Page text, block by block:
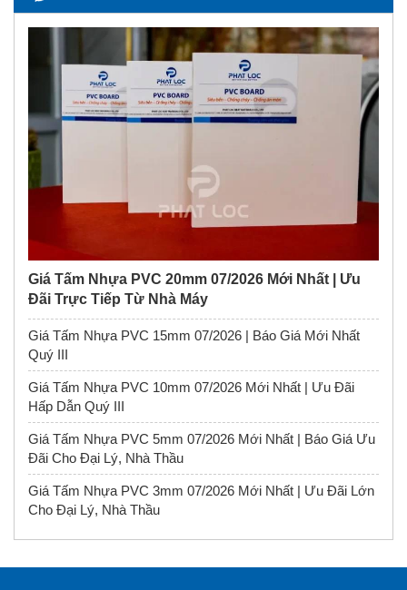
Giá Tấm Nhựa PVC 20mm 07/2026 Mới Nhất | Ưu
Đãi Trực Tiếp Từ Nhà Máy
Giá Tấm Nhựa PVC 15mm 07/2026 | Báo Giá Mới Nhất
Quý III
Giá Tấm Nhựa PVC 10mm 07/2026 Mới Nhất | Ưu Đãi
Hấp Dẫn Quý III
Giá Tấm Nhựa PVC 5mm 07/2026 Mới Nhất | Báo Giá Ưu
Đãi Cho Đại Lý, Nhà Thầu
Giá Tấm Nhựa PVC 3mm 07/2026 Mới Nhất | Ưu Đãi Lớn
Cho Đại Lý, Nhà Thầu